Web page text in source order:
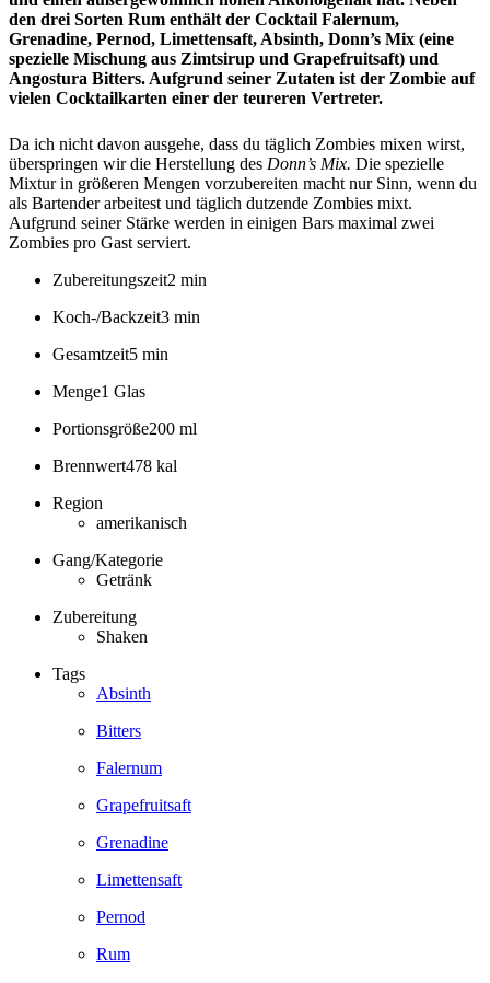
den drei Sorten Rum enthält der Cocktail Falernum,
Grenadine, Pernod, Limettensaft, Absinth, Donn’s Mix (eine
spezielle Mischung aus Zimtsirup und Grapefruitsaft) und
Angostura Bitters. Aufgrund seiner Zutaten ist der Zombie auf
vielen Cocktailkarten einer der teureren Vertreter.
Da ich nicht davon ausgehe, dass du täglich Zombies mixen wirst,
überspringen wir die Herstellung des Donn’s Mix. Die spezielle
Mixtur in größeren Mengen vorzubereiten macht nur Sinn, wenn du
als Bartender arbeitest und täglich dutzende Zombies mixt.
Aufgrund seiner Stärke werden in einigen Bars maximal zwei
Zombies pro Gast serviert.
Zubereitungszeit2 min
Koch-/Backzeit3 min
Gesamtzeit5 min
Menge1 Glas
Portionsgröße200 ml
Brennwert478 kal
Region
amerikanisch
Gang/Kategorie
Getränk
Zubereitung
Shaken
Tags
Absinth
Bitters
Falernum
Grapefruitsaft
Grenadine
Limettensaft
Pernod
Rum